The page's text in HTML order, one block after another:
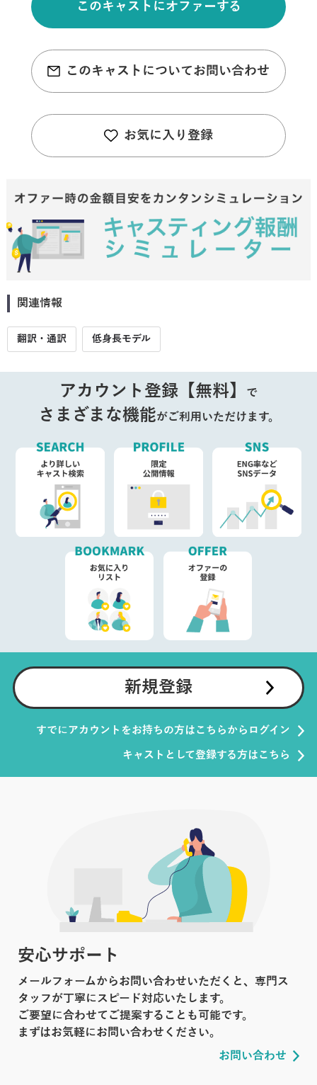
このキャストにオファーする
このキャストについてお問い合わせ
お気に入り登録
関連情報
翻訳・通訳 低身長モデル
アカウント登録【無料】 で
さまざまな機能がご利用いただけます。
新規登録
すでにアカウントをお持ちの方はこちらからログイン
キャストとして登録する方はこちら
安心サポート
メールフォームからお問い合わせいただくと、専門ス
タッフが丁寧にスピード対応いたします。
ご要望に合わせてご提案することも可能です。
まずはお気軽にお問い合わせください。
お問い合わせ